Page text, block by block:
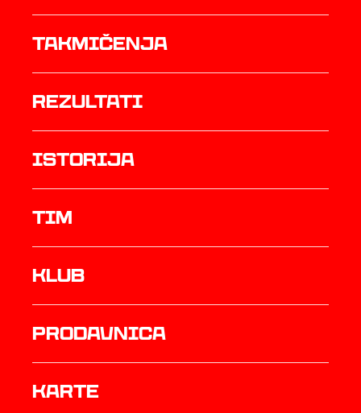
Takmičenja
rezultati
istorija
TIM
Klub
prodavnica
Karte